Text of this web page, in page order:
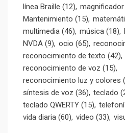
línea Braille (12) magnificador
Mantenimiento (15)
multimedia (46) música (18)
NVDA (9) ocio (65)
reconocimiento de texto (42)
reconocimiento de voz (15)
reconocimiento luz y colores
síntesis de voz (36) teclado
teclado QWERTY (15)
vida diaria (60) video (33)